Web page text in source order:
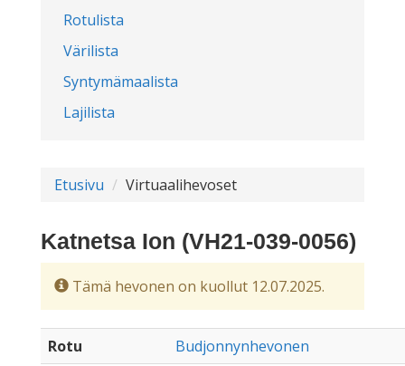
Rotulista
Värilista
Syntymämaalista
Lajilista
Etusivu Virtuaalihevoset
Katnetsa Ion (VH21-039-0056)
Tämä hevonen on kuollut 12.07.2025.
Rotu
Budjonnynhevonen